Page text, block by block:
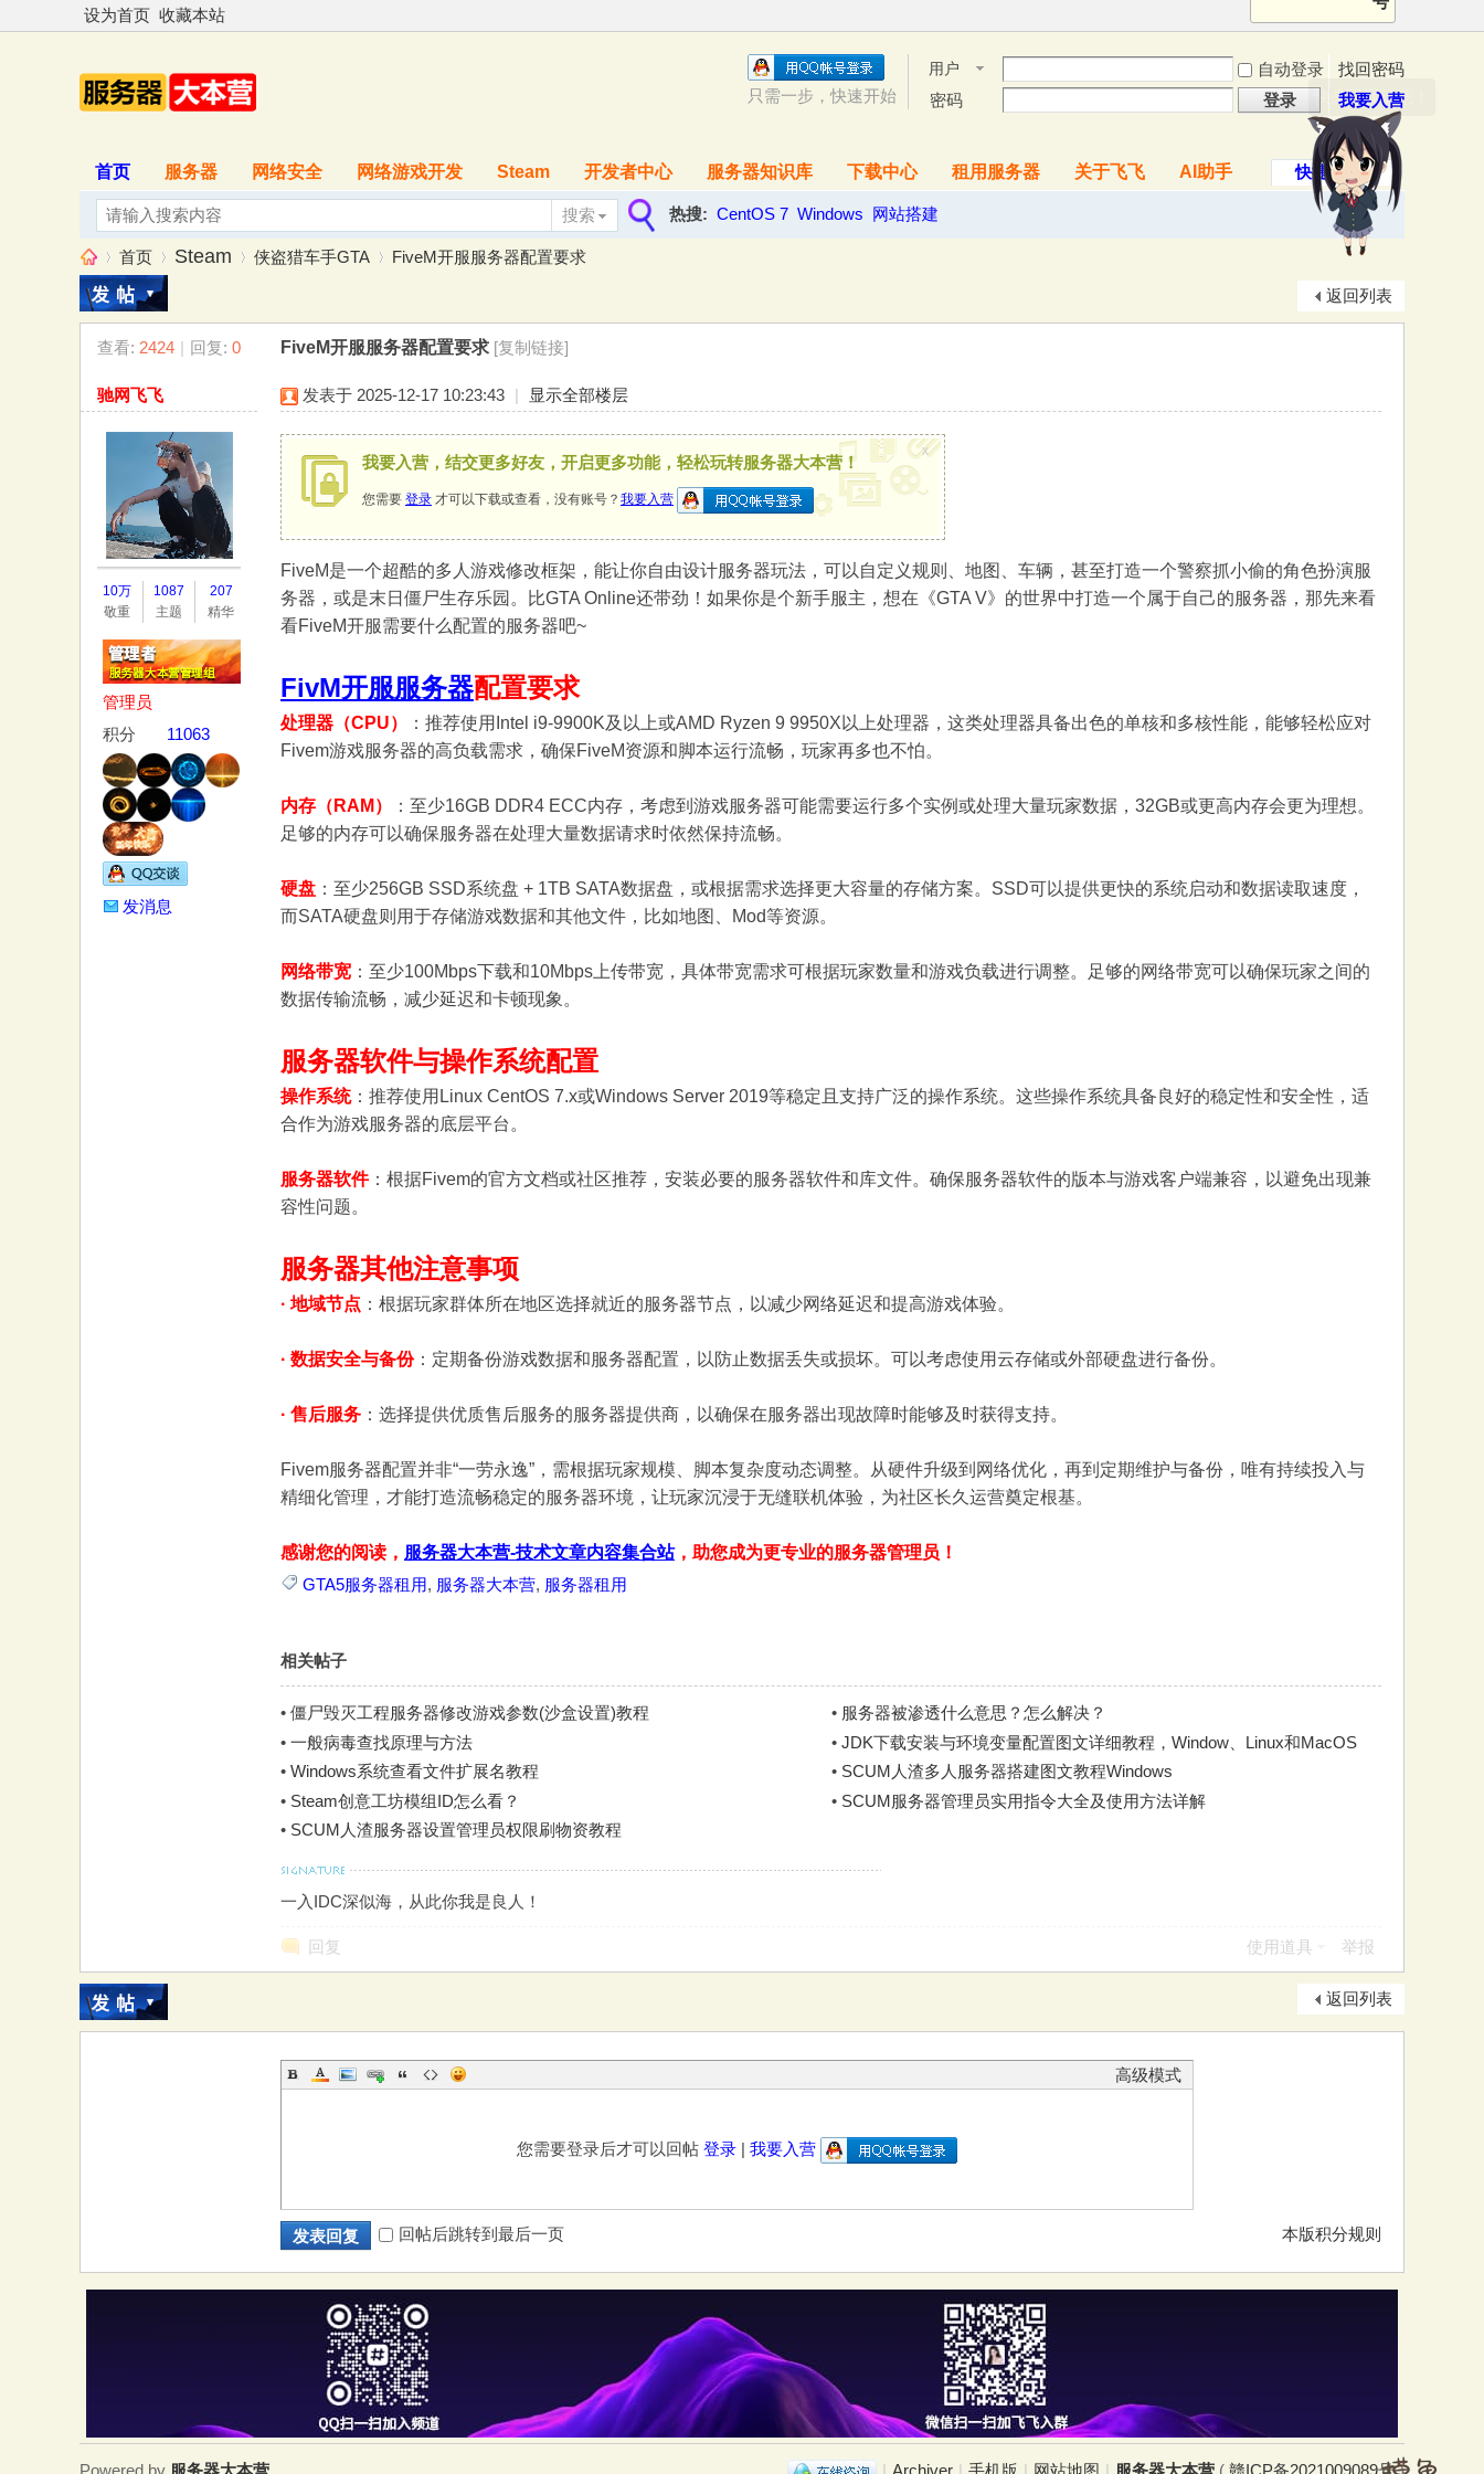
设为首页 收藏本站
用户
名
自动登录
找回密码
密码
登录 我要入营
只需一步，快速开始
快捷导航
首页 服务器 网络安全 网络游戏开发 Steam 开发者中心 服务器知识库 下载中心 租用服务器 关于飞飞 AI助手
搜索
热搜: CentOS 7 Windows 网站搭建
»
首页
›
Steam
›
侠盗猎车手GTA
›
FiveM开服服务器配置要求
返回列表
查看: 2424 | 回复: 0 FiveM开服服务器配置要求 [复制链接]
驰网飞飞
10万
敬重
1087
主题
207
精华
管理员
积分
11063
发消息
发表于 2025-12-17 10:23:43 | 显示全部楼层
我要入营，结交更多好友，开启更多功能，轻松玩转服务器大本营！
您需要 登录 才可以下载或查看，没有账号？ 我要入营
x
FiveM是一个超酷的多人游戏修改框架，能让你自由设计服务器玩法，可以自定义规则、地图、车辆，甚至打造一个警察抓小偷的角色扮演服
务器，或是末日僵尸生存乐园。比GTA Online还带劲！如果你是个新手服主，想在《GTA V》的世界中打造一个属于自己的服务器，那先来看
看FiveM开服需要什么配置的服务器吧~
FivM开服服务器配置要求
处理器（CPU）
：推荐使用Intel i9-9900K及以上或AMD Ryzen 9 9950X以上处理器，这类处理器具备出色的单核和多核性能，能够轻松应对
Fivem游戏服务器的高负载需求，确保FiveM资源和脚本运行流畅，玩家再多也不怕。
内存（RAM）
：至少16GB DDR4 ECC内存，考虑到游戏服务器可能需要运行多个实例或处理大量玩家数据，32GB或更高内存会更为理想。
足够的内存可以确保服务器在处理大量数据请求时依然保持流畅。
硬盘 ：至少256GB SSD系统盘 + 1TB SATA数据盘，或根据需求选择更大容量的存储方案。SSD可以提供更快的系统启动和数据读取速度，
而SATA硬盘则用于存储游戏数据和其他文件，比如地图、Mod等资源。
网络带宽 ：至少100Mbps下载和10Mbps上传带宽，具体带宽需求可根据玩家数量和游戏负载进行调整。足够的网络带宽可以确保玩家之间的
数据传输流畅，减少延迟和卡顿现象。
服务器软件与操作系统配置
操作系统：推荐使用Linux CentOS 7.x或Windows Server 2019等稳定且支持广泛的操作系统。这些操作系统具备良好的稳定性和安全性，适
合作为游戏服务器的底层平台。
服务器软件：根据Fivem的官方文档或社区推荐，安装必要的服务器软件和库文件。确保服务器软件的版本与游戏客户端兼容，以避免出现兼
容性问题。
服务器其他注意事项
· 地域节点 ：根据玩家群体所在地区选择就近的服务器节点，以减少网络延迟和提高游戏体验。
· 数据安全与备份：定期备份游戏数据和服务器配置，以防止数据丢失或损坏。可以考虑使用云存储或外部硬盘进行备份。
· 售后服务 ：选择提供优质售后服务的服务器提供商，以确保在服务器出现故障时能够及时获得支持。
Fivem服务器配置并非“一劳永逸”，需根据玩家规模、脚本复杂度动态调整。从硬件升级到网络优化，再到定期维护与备份，唯有持续投入与
精细化管理，才能打造流畅稳定的服务器环境，让玩家沉浸于无缝联机体验，为社区长久运营奠定根基。
感谢您的阅读， 服务器大本营-技术文章内容集合站，助您成为更专业的服务器管理员！
GTA5服务器租用, 服务器大本营, 服务器租用
相关帖子
• 僵尸毁灭工程服务器修改游戏参数(沙盒设置)教程 • 服务器被渗透什么意思？怎么解决？
• 一般病毒查找原理与方法 • JDK下载安装与环境变量配置图文详细教程，Window、Linux和MacOS
• Windows系统查看文件扩展名教程 • SCUM人渣多人服务器搭建图文教程Windows
• Steam创意工坊模组ID怎么看？ • SCUM服务器管理员实用指令大全及使用方法详解
• SCUM人渣服务器设置管理员权限刷物资教程
一入IDC深似海，从此你我是良人！
回复 使用道具 举报
返回列表
高级模式
您需要登录后才可以回帖 登录 | 我要入营
本版积分规则
发表回复 回帖后跳转到最后一页
快来逗我玩吧！
| Archiver | 手机版 | 网站地图 | 服务器大本营 ( 赣ICP备2021009089号)
Powered by 服务器大本营